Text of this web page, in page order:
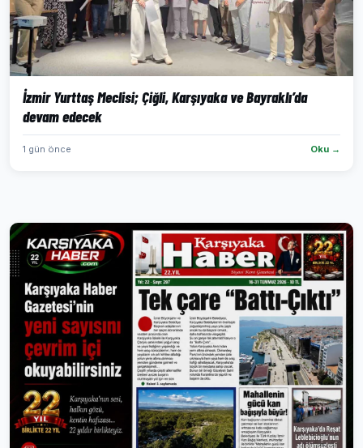
İzmir Yurttaş Meclisi; Çiğli, Karşıyaka ve Bayraklı’da
devam edecek
1 gün önce Oku →